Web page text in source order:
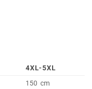
4XL-5XL
150 cm